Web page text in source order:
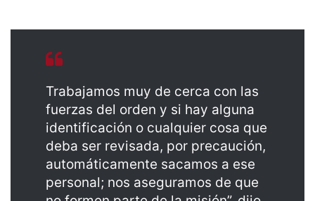
Trabajamos muy de cerca con las
fuerzas del orden y si hay alguna
identificación o cualquier cosa que
deba ser revisada, por precaución,
automáticamente sacamos a ese
personal; nos aseguramos de que